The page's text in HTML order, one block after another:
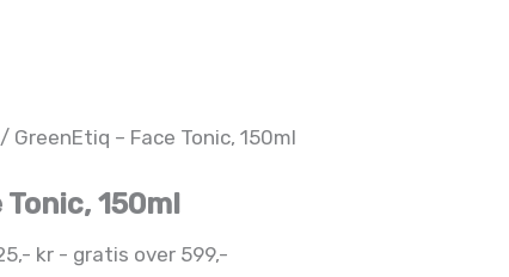
/ GreenEtiq – Face Tonic, 150ml
150ml
kr - gratis over 599,-